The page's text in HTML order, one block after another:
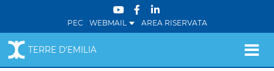
PEC WEBMAIL AREA RISERVATA
TERRE D'EMILIA